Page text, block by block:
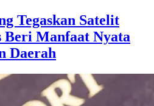
Tegaskan Satelit
Beri Manfaat Nyata
Daerah